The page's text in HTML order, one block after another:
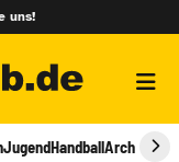
uns!
JugendHandballArchiv